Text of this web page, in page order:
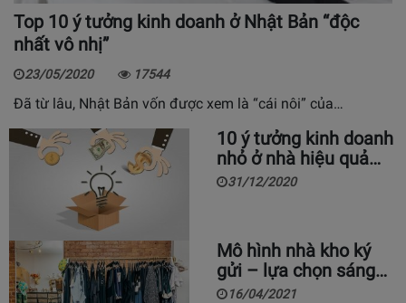
Top 10 ý tưởng kinh doanh ở Nhật Bản “độc
nhất vô nhị”
23/05/2020 17544
Đã từ lâu, Nhật Bản vốn được xem là “cái nôi” của…
10 ý tưởng kinh doanh
nhỏ ở nhà hiệu quả…
31/12/2020
Mô hình nhà kho ký
gửi – lựa chọn sáng…
16/04/2021